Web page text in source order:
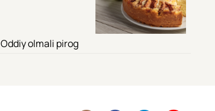
Oddiy olmali pirog